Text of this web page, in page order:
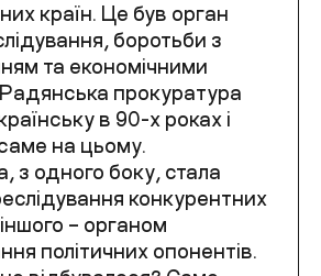
країн. Це був орган
боротьби з
та економічними
прокуратура
в 90-х роках і
на цьому.
з одного боку, стала
конкурентних
– органом
політичних опонентів.